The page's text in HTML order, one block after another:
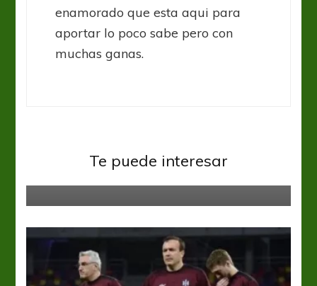
enamorado que esta aqui para
aportar lo poco sabe pero con
muchas ganas.
Te puede interesar
Liga Profesional